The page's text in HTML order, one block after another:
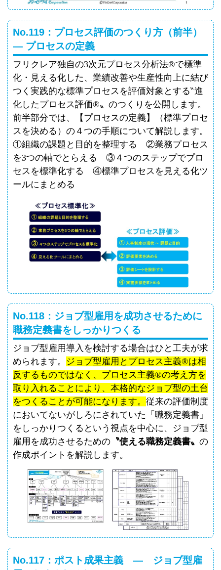
No.119：プロセス評価のつくり方（前半）
― プロセスの定義
フリクレア独自の3次元プロセス分析法®で標準
化・見える化した、業績改善や生産性向上に結び
つく実践的な標準プロセスを評価対象とする‶進
化したプロセス評価®〟のつくりを公開します。
前半部分では、【プロセスの定義】（標準プロセ
スを決める）の４つの手順について解説します。
①組織の課題と目的を整理する ②業務プロセス
を3つの軸でとらえる ③４つのステップでプロ
セスを標準化する ④標準プロセスを見える化ツ
ールにまとめる
No.118：ジョブ型雇用を成功させるために
職務定義書をしっかりつくる
ジョブ型雇用導入を検討する場合はひと工夫が求
められます。 ジョブ型雇用とプロセス主義®は相
反するものではなく、プロセス主義®の考え方を
取り入れることにより、本格的なジョブ型の土台
をつくることが可能になります。 従来の評価制度
においてないがしろにされていた「職務定義書」
をしっかりつくるという視点を中心に、ジョブ型
雇用を成功させるための 〝使える職務定義書〟 の
作成ポイントを解説します。
No.117：ポスト成果主義 ― ジョブ型雇